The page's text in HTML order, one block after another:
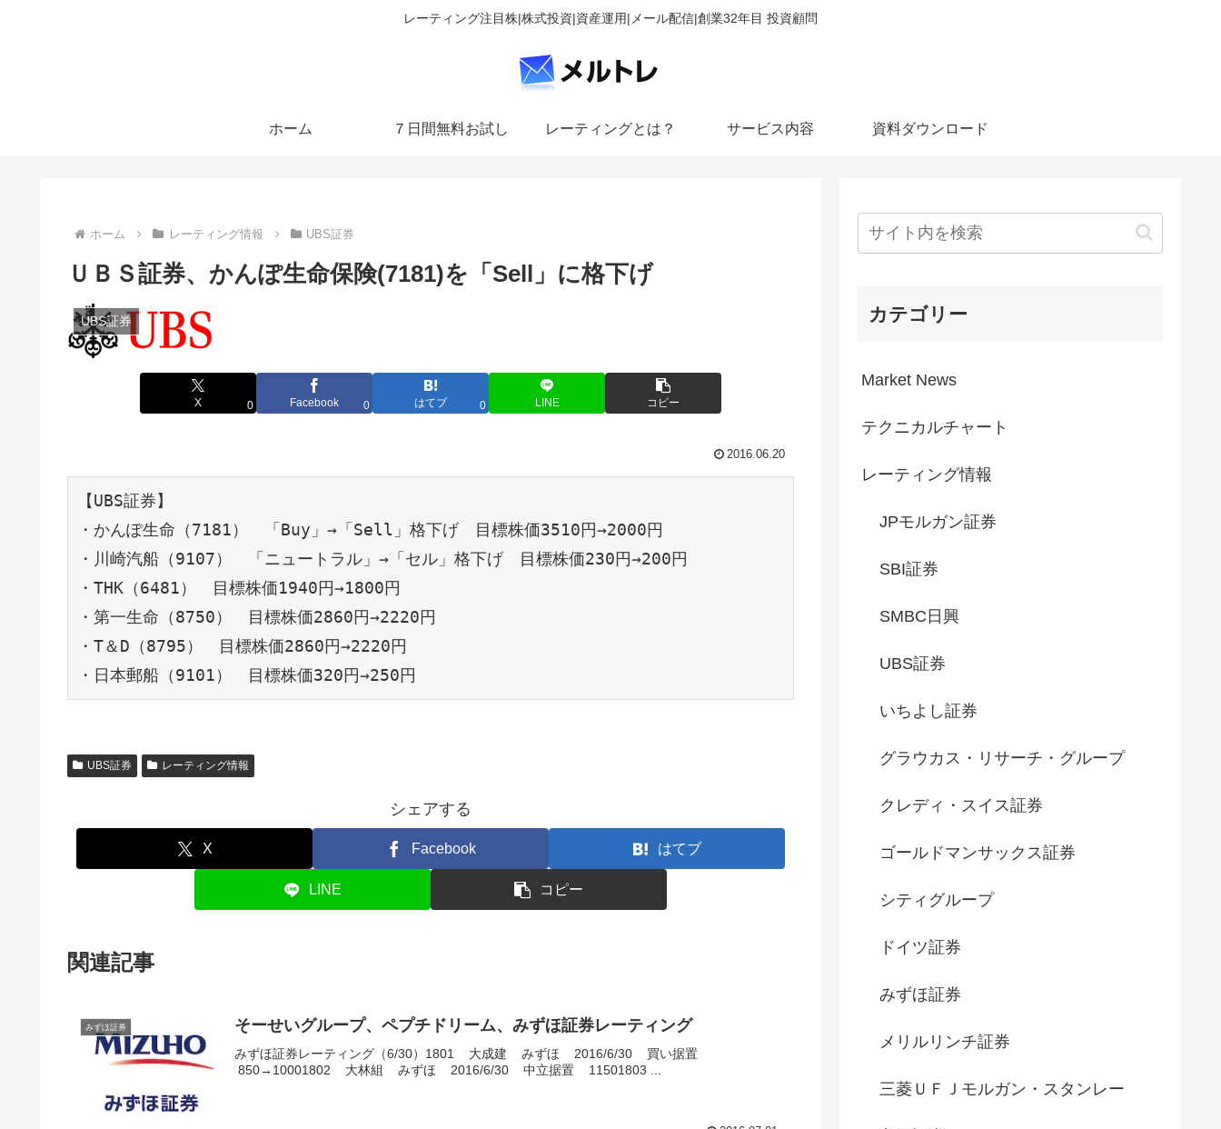
レーティング注目株|株式投資|資産運用|メール配信|創業32年目 投資顧問
ホーム ７日間無料お試し レーティングとは？ サービス内容 資料ダウンロード
ホーム レーティング情報 UBS証券
ＵＢＳ証券、かんぽ生命保険(7181)を「Sell」に格下げ
UBS証券
X 0 Facebook 0 はてブ 0 LINE コピー
2016.06.20
【UBS証券】
・かんぽ生命（7181）　「Buy」→「Sell」格下げ　目標株価3510円→2000円
・川崎汽船（9107）　「ニュートラル」→「セル」格下げ　目標株価230円→200円
・THK（6481）　目標株価1940円→1800円
・第一生命（8750）　目標株価2860円→2220円
・T＆D（8795）　目標株価2860円→2220円
・日本郵船（9101）　目標株価320円→250円
UBS証券 レーティング情報
シェアする
X Facebook はてブ
LINE コピー
関連記事
みずほ証券 そーせいグループ、ペプチドリーム、みずほ証券レーティング
みずほ証券レーティング（6/30）1801 大成建 みずほ 2016/6/30 買い据置
850→10001802 大林組 みずほ 2016/6/30 中立据置 11501803 ...
カテゴリー
Market News
テクニカルチャート
レーティング情報
JPモルガン証券
SBI証券
SMBC日興
UBS証券
いちよし証券
グラウカス・リサーチ・グループ
クレディ・スイス証券
ゴールドマンサックス証券
シティグループ
ドイツ証券
みずほ証券
メリルリンチ証券
三菱ＵＦＪモルガン・スタンレー